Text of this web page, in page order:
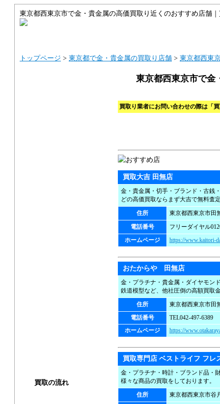
東京都西東京市で金・貴金属の高価買取り近くのおすすめ店舗
トップページ > 東京都で金・貴金属の買取り店舗 > 東京都西東
東京都西東京市で金
買取り業者にお問い合わせの際は「
買取大吉 田無店
金・貴金属・切手・ブランド・古銭
どの高価買取ならまず大吉で無料査
住所
東京都西東京市田
電話番号
フリーダイヤル
ホームページ
https://www.kaitori-
おたからや 田無店
金・プラチナ・貴金属・ダイヤモン
鉄道模型など、他社圧倒の高額買取
住所
東京都西東京市田
電話番号
TEL042-497-6389
ホームページ
https://
買取専門店 ベストライフ フレ
金・プラチナ・時計・ブランド品・
様々な商品の買取をしております。
住所
東京都西東京市谷
買取の流れ